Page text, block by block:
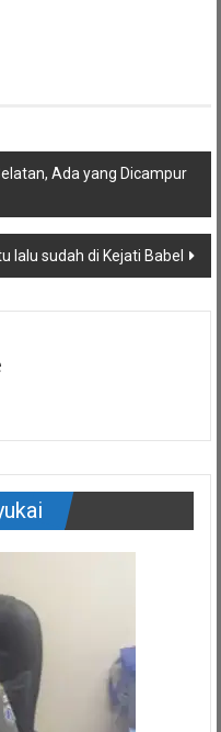
Ada yang Dicampur
lalu sudah di Kejati Babel